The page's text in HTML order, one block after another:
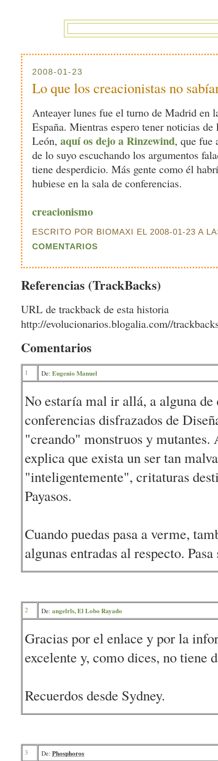
2008-01-23
Lo que los creacionistas no
Anteayer lunes fue el turno de Madrid en
España. Mientras espero tener noticias de
León, aquí os dejo a Rinzewind, que fue
de lo suyo escuchando los argumentos
tiene desperdicio. Más gente como él
hubiese en la sala de conferencias.
creacionismo
ESCRITO POR BIOMAXI EL 2008-01-23 A
COMENTARIOS
Referencias (TrackBacks)
URL de trackback de esta historia
http://evolucionarios.blogalia.com//
Comentarios
1 De: Eugenio Manuel
No estaría mal ir allá, a alguna de
conferencias disfrazados de
"creando" monstruos y mutantes.
explica que exista un ser tan
"inteligentemente", critaturas
Payasos.
Cuando puedas pasa a verme,
algunas entradas al respecto.
2 De: angelrls, El Lobo Rayado
Gracias por el enlace y por la
excelente y, como dices, no tiene
Recuerdos desde Sydney.
3 De: Phosphoros